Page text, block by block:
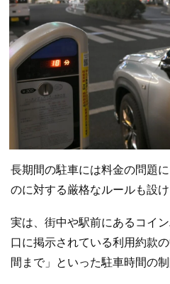
長期間の駐車には料金の問題
のに対する厳格なルールも設け
実は、街中や駅前にあるコイ
口に掲示されている利用約款
間まで」といった駐車時間の